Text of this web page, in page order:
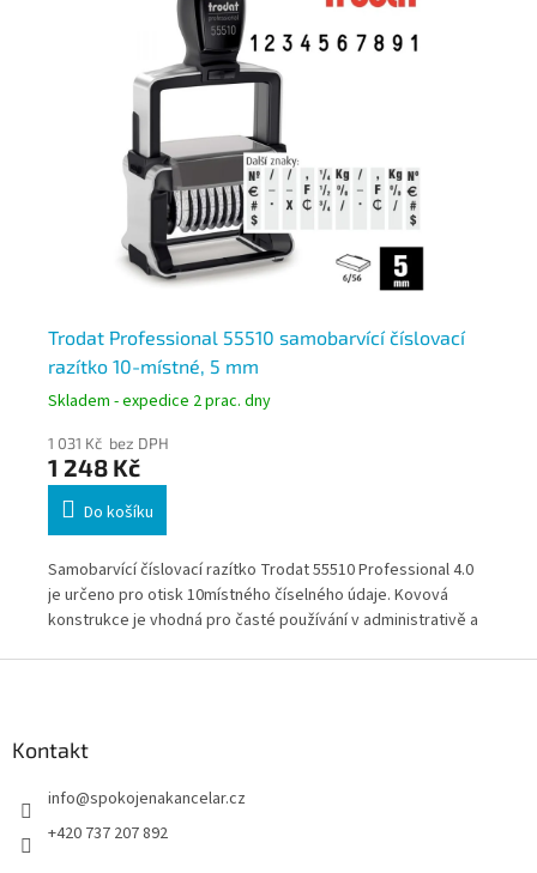
Trodat Professional 55510 samobarvící číslovací
razítko 10-místné, 5 mm
Skladem - expedice 2 prac. dny
1 031 Kč bez DPH
1 248 Kč
Do košíku
Samobarvící číslovací razítko Trodat 55510 Professional 4.0
je určeno pro otisk 10místného číselného údaje. Kovová
konstrukce je vhodná pro časté používání v administrativě a
Kontakt
info@spokojenakancelar.cz
+420 737 207 892